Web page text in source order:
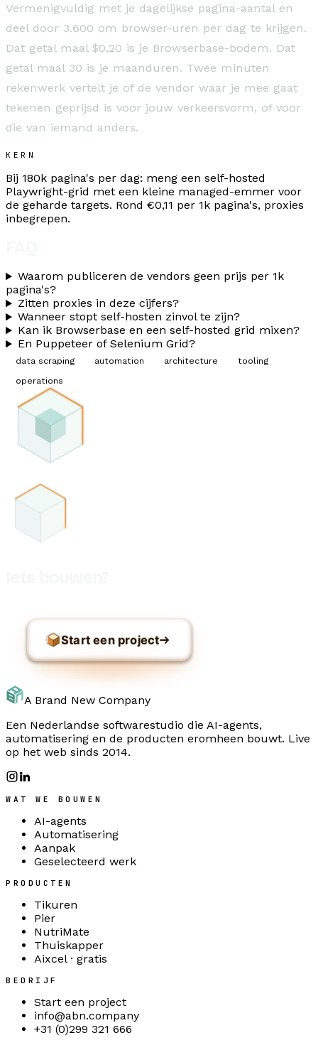
Vermenigvuldig met je dagelijkse pagina-aantal en
deel door 3.600 om browser-uren per dag te krijgen.
Dat getal maal $0,20 is je Browserbase-bodem. Dat
getal maal 30 is je maanduren. Twee minuten
rekenwerk vertelt je of de vendor waar je mee gaat
tekenen geprijsd is voor jouw verkeersvorm, of voor
die van iemand anders.
KERN
Bij 180k pagina's per dag: meng een self-hosted
Playwright-grid met een kleine managed-emmer voor
de geharde targets. Rond €0,11 per 1k pagina's, proxies
inbegrepen.
Waarom publiceren de vendors geen prijs per 1k
pagina's?
Zitten proxies in deze cijfers?
Wanneer stopt self-hosten zinvol te zijn?
Kan ik Browserbase en een self-hosted grid mixen?
En Puppeteer of Selenium Grid?
data scraping automation architecture
tooling
operations
Start een project
A Brand New Company
Een Nederlandse softwarestudio die AI-agents,
automatisering en de producten eromheen bouwt. Live
op het web sinds 2014.
WAT WE BOUWEN
AI-agents
Automatisering
Aanpak
Geselecteerd werk
PRODUCTEN
Tikuren
Pier
NutriMate
Thuiskapper
Aixcel · gratis
BEDRIJF
Start een project
info@abn.company
+31 (0)299 321 666